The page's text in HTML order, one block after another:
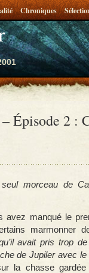
Chroniques
Épisode 2 :
morceau de
avez manqué le
marmonner
avait pris trop
de Jupiler avec
la chasse gardée